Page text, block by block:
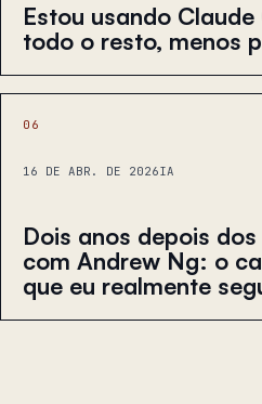
Estou usando
todo o resto, menos
06
16 DE ABR. DE 2026IA
Dois anos depois
com Andrew Ng: o
que eu realmente